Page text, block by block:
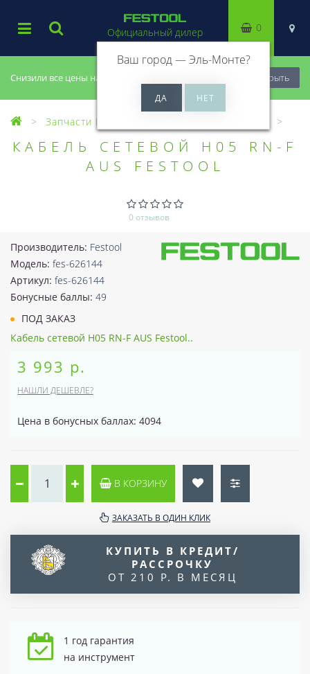
Снизили все цены на 20%, успей купить! Закрыть
Официальный дилер
Ваш город —Эль-Монте?
0
Запчасти Festool
КАБЕЛЬ СЕТЕВОЙ H05 RN-F
AUS FESTOOL
0 отзывов
Производитель: Festool
Модель: fes-626144
Артикул: fes-626144
Бонусные баллы: 49
ПОД ЗАКАЗ
Кабель сетевой H05 RN-F AUS Festool..
3 993 р.
НАШЛИ ДЕШЕВЛЕ?
Цена в бонусных баллах: 4094
В КОРЗИНУ
ЗАКАЗАТЬ В ОДИН КЛИК
КУПИТЬ В КРЕДИТ/
РАССРОЧКУ
ОТ 210 Р. В МЕСЯЦ
1 год гарантия
на инструмент